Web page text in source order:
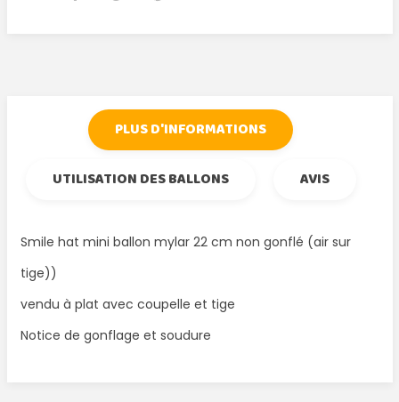
PLUS D'INFORMATIONS
UTILISATION DES BALLONS
AVIS
Smile hat mini ballon mylar 22 cm non gonflé (air sur
tige))
vendu à plat avec coupelle et tige
Notice de gonflage et soudure